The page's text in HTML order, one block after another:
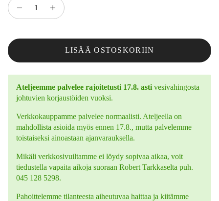
LISÄÄ OSTOSKORIIN
Ateljeemme palvelee rajoitetusti 17.8. asti vesivahingosta
johtuvien korjaustöiden vuoksi.
Verkkokauppamme palvelee normaalisti. Ateljeella on
mahdollista asioida myös ennen 17.8., mutta palvelemme
toistaiseksi ainoastaan ajanvarauksella.
Mikäli verkkosivuiltamme ei löydy sopivaa aikaa, voit
tiedustella vapaita aikoja suoraan Robert Tarkkaselta puh.
045 128 5298.
Pahoittelemme tilanteesta aiheutuvaa haittaa ja kiitämme